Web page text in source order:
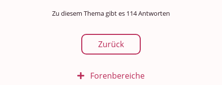
Zu diesem Thema gibt es 114 Antworten
Zurück
Forenbereiche